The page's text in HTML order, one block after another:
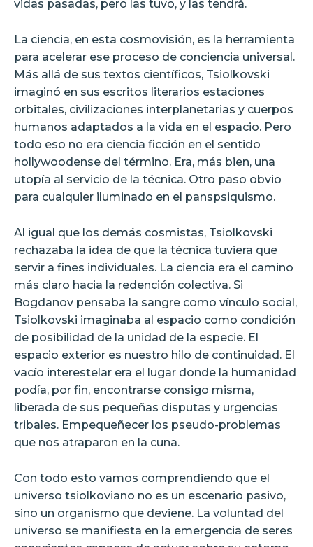
vidas pasadas, pero las tuvo, y las tendrá.
La ciencia, en esta cosmovisión, es la herramienta
para acelerar ese proceso de conciencia universal.
Más allá de sus textos científicos, Tsiolkovski
imaginó en sus escritos literarios estaciones
orbitales, civilizaciones interplanetarias y cuerpos
humanos adaptados a la vida en el espacio. Pero
todo eso no era ciencia ficción en el sentido
hollywoodense del término. Era, más bien, una
utopía al servicio de la técnica. Otro paso obvio
para cualquier iluminado en el panspsiquismo.
Al igual que los demás cosmistas, Tsiolkovski
rechazaba la idea de que la técnica tuviera que
servir a fines individuales. La ciencia era el camino
más claro hacia la redención colectiva. Si
Bogdanov pensaba la sangre como vínculo social,
Tsiolkovski imaginaba al espacio como condición
de posibilidad de la unidad de la especie. El
espacio exterior es nuestro hilo de continuidad. El
vacío interestelar era el lugar donde la humanidad
podía, por fin, encontrarse consigo misma,
liberada de sus pequeñas disputas y urgencias
tribales. Empequeñecer los pseudo-problemas
que nos atraparon en la cuna.
Con todo esto vamos comprendiendo que el
universo tsiolkoviano no es un escenario pasivo,
sino un organismo que deviene. La voluntad del
universo se manifiesta en la emergencia de seres